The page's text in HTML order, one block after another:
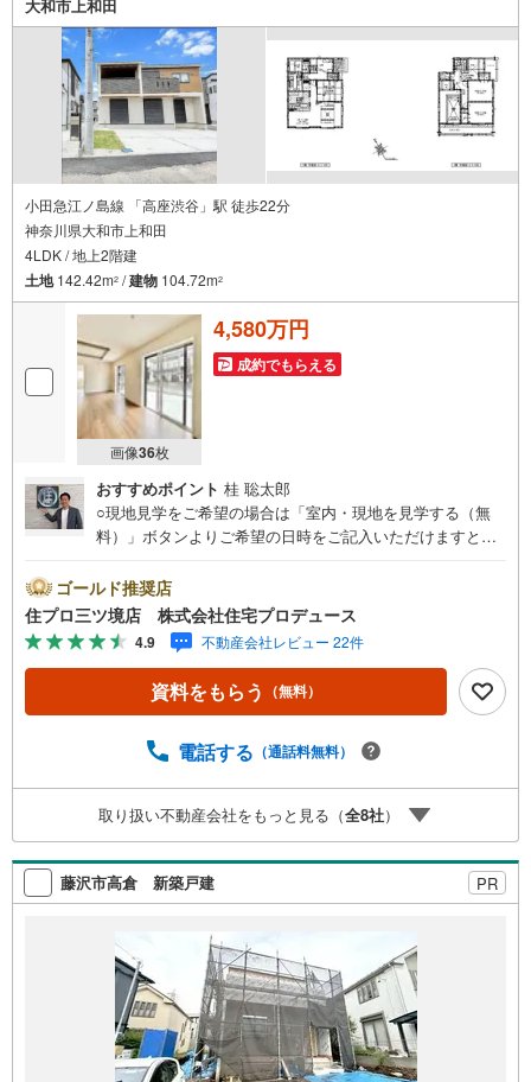
大和市上和田
小田急江ノ島線 「高座渋谷」駅 徒歩22分
神奈川県大和市上和田
4LDK / 地上2階建
土地142.42m2 /建物 104.72m2
画像36枚
4,580万円
成約でもらえる
おすすめポイント 桂 聡太郎
○現地見学をご希望の場合は「室内・現地を見学する（無
料）」ボタンよりご希望の日時をご記入いただけますとス
座間市エリアに強い！ 住プロは、大和市・綾瀬市・座間市
エリアの不動産売買専門会社です！最新物件情報や当社限
定で販売する物件情報も多数ございますので、お気軽にお
問合せ下さい！ -------------- 弊社独自の住宅ローン提案シス
テム 弊社ではファイナンシャル専門スタッフによる【丁寧
な資金アドバイス】【ファイナンシャルプラン提案書の作
【定年時の住宅ローン残高】【住宅購入者だけが加入でき
ナス】これから多くなる【教育費】住宅を買った後から始
まる【住宅ローン返済】65歳以上から必要になる【老後の
費用負担】住宅探しの【このタイミング】で不安な部分を
明確にしていきませんか？？ --------------
ゴールド推奨店
住プロ三ツ境店 株式会社住宅プロデュース
4.9 不動産会社レビュー 22件
資料をもらう （無料）
電話する （通話料無料）
取り扱い不動産会社をもっと見る（全8社）
藤沢市高倉 新築戸建 PR